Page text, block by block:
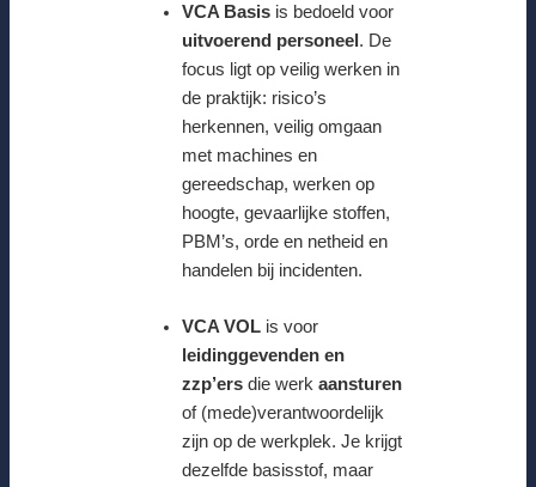
VCA Basisis bedoeld voor
uitvoerend personeel . De
focus ligt op veilig werken in
de praktijk: risico’s
herkennen, veilig omgaan
met machines en
gereedschap, werken op
hoogte, gevaarlijke stoffen,
PBM’s, orde en netheid en
handelen bij incidenten.
VCA VOLis voor
leidinggevenden en
zzp’ersdie werk aansturen
of (mede)verantwoordelijk
zijn op de werkplek. Je krijgt
dezelfde basisstof, maar